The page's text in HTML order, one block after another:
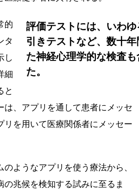
評価テストには、いわ
引きテストなど、数十
た神経心理学的な検査
た。
的
タ
し
細
と
、アプリを通して患者にメッセ
を用いて医療関係者にメッセー
ようなアプリを使う療法から、
兆候を検知する試みに至るま